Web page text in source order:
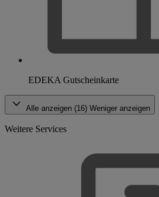
EDEKA Gutscheinkarte
Alle anzeigen (16) Weniger anzeigen
Weitere Services